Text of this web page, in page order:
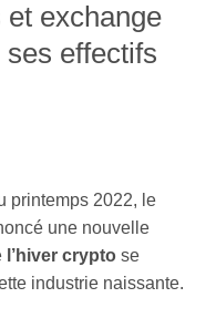
exchange
effectifs
printemps 2022, le
une nouvelle
l’hiver crypto se
industrie naissante.